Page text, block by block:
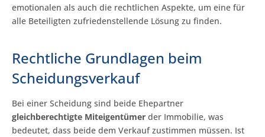
emotionalen als auch die rechtlichen Aspekte, um eine für
alle Beteiligten zufriedenstellende Lösung zu finden.
Rechtliche Grundlagen beim
Scheidungsverkauf
Bei einer Scheidung sind beide Ehepartner
gleichberechtigte Miteigentümer der Immobilie, was
bedeutet, dass beide dem Verkauf zustimmen müssen. Ist